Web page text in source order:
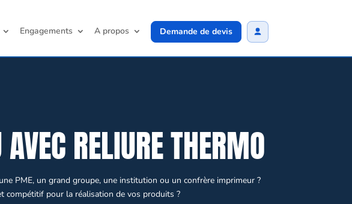
Engagements A propos Demande de devis
RELIURE THERMO
PME, un grand groupe, une institution ou un confrère imprimeur ?
compétitif pour la réalisation de vos produits ?